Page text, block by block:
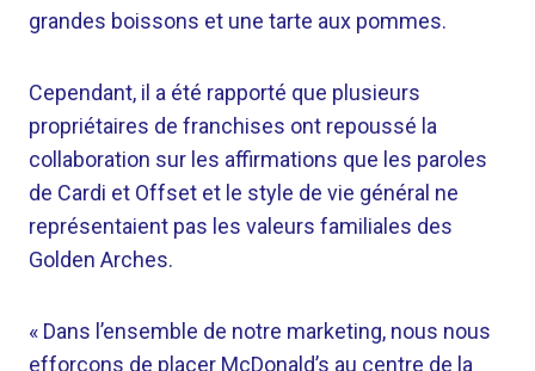
grandes boissons et une tarte aux pommes.
Cependant, il a été rapporté que plusieurs
propriétaires de franchises ont repoussé la
collaboration sur les affirmations que les paroles
de Cardi et Offset et le style de vie général ne
représentaient pas les valeurs familiales des
Golden Arches.
« Dans l’ensemble de notre marketing, nous nous
efforçons de placer McDonald’s au centre de la